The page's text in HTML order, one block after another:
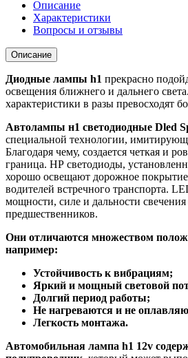
Описание
Характеристики
Вопросы и отзывы
Описание
Диодные лампы h1 прекрасно
освещения ближнего и дальнего
характеристики в разы превосходят
Автолампы н1 светодиодные Dled
специальной технологии,
Благодаря чему, создается четкая и
граница. НР светодиоды,
хорошо освещают дорожное
водителей встречного транспорта.
мощности, силе и дальности
предшественников.
Они отличаются множеством
например:
Устойчивость к вибрациям;
Яркий и мощный световой
Долгий период работы;
Не нагреваются и не
Легкость монтажа.
Автомобильная лампа h1 12v